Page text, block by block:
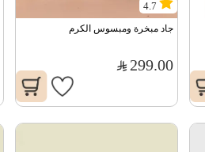
4.7
جاد مبخرة ومبسوس الكرم
299.00